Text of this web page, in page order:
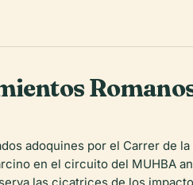
adoquines por el Carrer de
en el circuito del MUHBA